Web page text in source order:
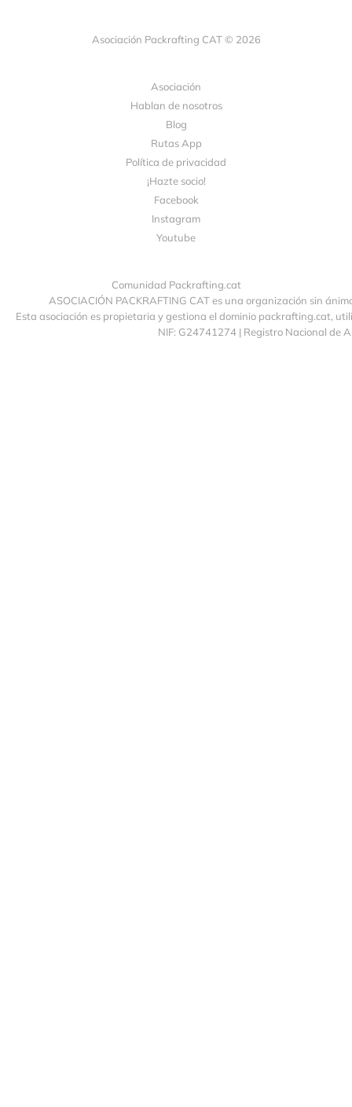
Asociación Packrafting CAT © 2026
Asociación
Hablan de nosotros
Blog
Rutas App
Política de privacidad
¡Hazte socio!
Facebook
Instagram
Youtube
Comunidad Packrafting.cat
ASOCIACIÓN PACKRAFTING CAT es una organización sin
Esta asociación es propietaria y gestiona el dominio packrafting.cat,
NIF: G24741274 | Registro Nacional de